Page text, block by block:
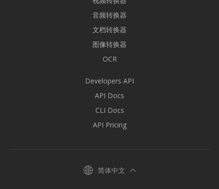
音频转换器
文档转换器
图像转换器
OCR
Developers API
API Docs
CLI Docs
API Pricing
简体中文